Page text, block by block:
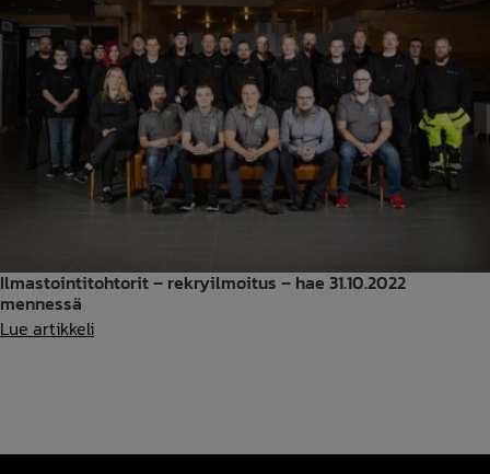
Ilmastointitohtorit – rekryilmoitus – hae 31.10.2022
mennessä
Lue artikkeliIlmastointitohtorit